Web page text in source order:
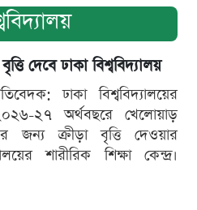
দেবে ঢাকা বিশ্ববিদ্যালয়
ঢাকা বিশ্ববিদ্যালয়ের
২৭ অর্থবছরে খেলোয়াড়
জন্য ক্রীড়া বৃত্তি দেওয়ার
শারীরিক শিক্ষা কেন্দ্র।